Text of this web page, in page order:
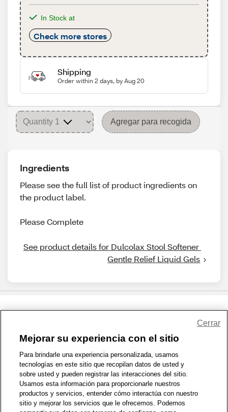
In Stock at
Check more stores
Shipping
Order within 2 days, by Aug 20
Agregar para recogida
Ingredients
Please see the full list of product ingredients on
the product label.
Please Complete
See product details for Dulcolax Stool Softener
Gentle Relief Liquid Gels
1-800-679-9691 | Contáctenos | Términos de Uso | Accesibilidad
Política de Privacidad | WA Privacy Policy | Mapa del sitio
Zona de Bienestar | © 1999 - 2026 CVS.com
Mejorar su experiencia con el sitio
Para brindarle una experiencia personalizada, usamos
tecnologías en este sitio que recopilan datos de usted y
sobre usted y pueden registrar las interacciones del sitio.
Usamos esta información para proporcionarle nuestros
productos y servicios, entender cómo interactúa con nuestro
sitio y mejorar los servicios que le ofrecemos. Podemos
Cerrar